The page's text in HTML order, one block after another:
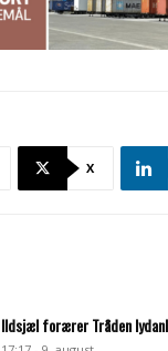
X
Ildsjæl forærer Tråden